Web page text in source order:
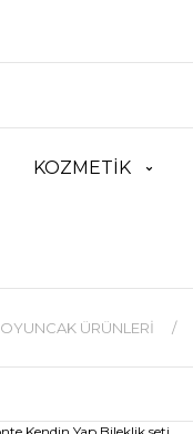
KOZMETİK
OYUNCAK ÜRÜNLERİ